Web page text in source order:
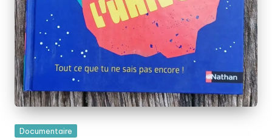
Posted
Documentaire